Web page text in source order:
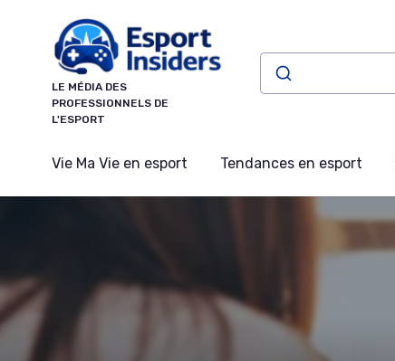
LE MÉDIA DES
PROFESSIONNELS DE
L'ESPORT
Vie Ma Vie en esport Tendances en esport